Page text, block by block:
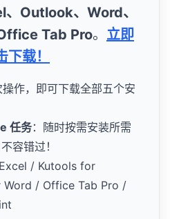
Outlook、Word、
Tab Pro。 立即
下载！
作，即可下载全部五个安
任务：随时按需安装所需
容错过！
/ Kutools for
/ Office Tab Pro /